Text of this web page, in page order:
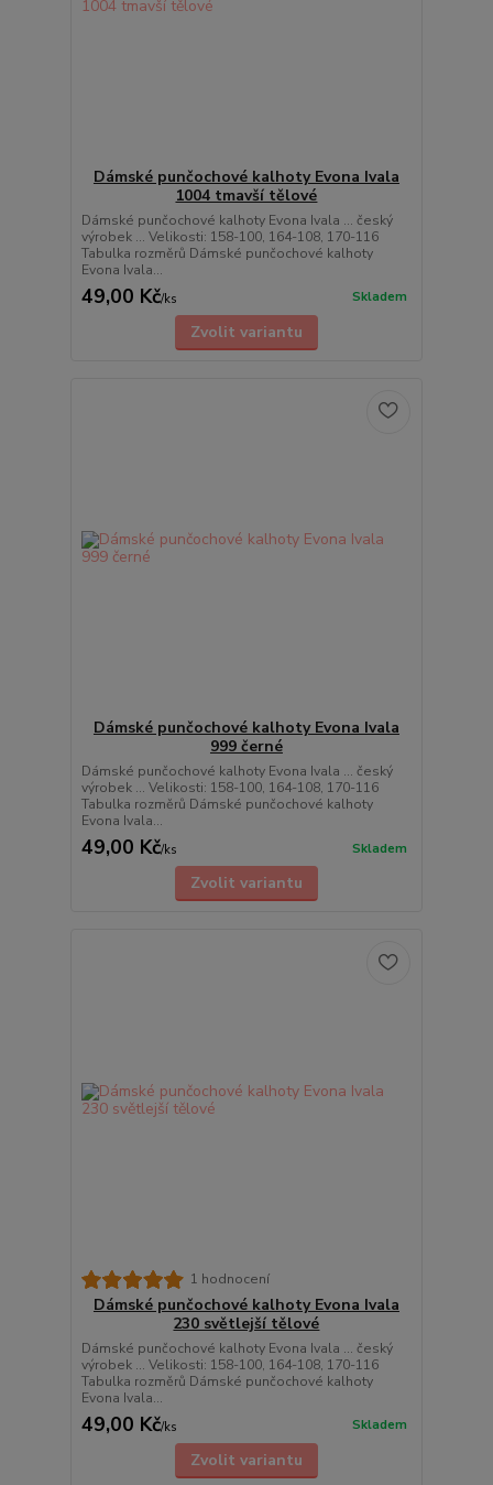
Dámské punčochové kalhoty Evona Ivala
1004 tmavší tělové
Dámské punčochové kalhoty Evona Ivala ... český
výrobek ... Velikosti: 158-100, 164-108, 170-116
Tabulka rozměrů Dámské punčochové kalhoty
Evona Ivala...
49,00 Kč/ks Skladem
Zvolit variantu
Dámské punčochové kalhoty Evona Ivala
999 černé
Dámské punčochové kalhoty Evona Ivala ... český
výrobek ... Velikosti: 158-100, 164-108, 170-116
Tabulka rozměrů Dámské punčochové kalhoty
Evona Ivala...
49,00 Kč/ks Skladem
Zvolit variantu
1 hodnocení
Dámské punčochové kalhoty Evona Ivala
230 světlejší tělové
Dámské punčochové kalhoty Evona Ivala ... český
výrobek ... Velikosti: 158-100, 164-108, 170-116
Tabulka rozměrů Dámské punčochové kalhoty
Evona Ivala...
49,00 Kč/ks Skladem
Zvolit variantu